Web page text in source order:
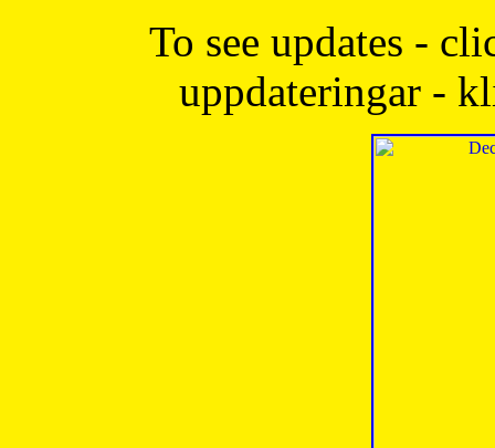
To see updates -
uppdateringar -